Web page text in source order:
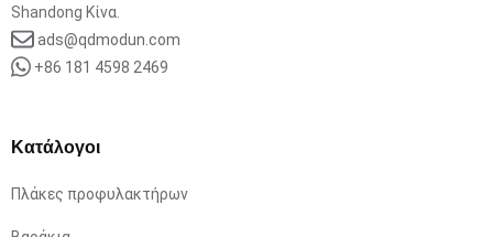
Shandong Κίνα.
ads@qdmodun.com
+86 181 4598 2469
Κατάλογοι
Πλάκες προφυλακτήρων